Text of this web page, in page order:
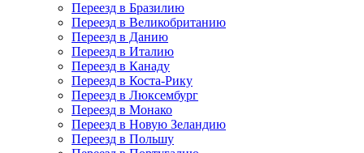
Переезд в Бразилию
Переезд в Великобританию
Переезд в Данию
Переезд в Италию
Переезд в Канаду
Переезд в Коста-Рику
Переезд в Люксембург
Переезд в Монако
Переезд в Новую Зеландию
Переезд в Польшу